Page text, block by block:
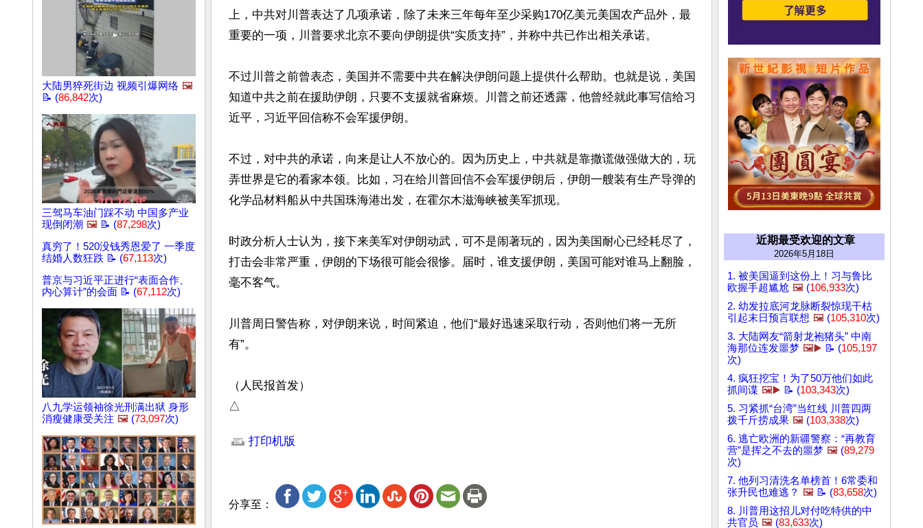
大陆男猝死街边 视频引爆网络 🖼️
📝 (86,842次)
三驾马车油门踩不动 中国多产业
现倒闭潮 🖼️ 📝 (87,298次)
真穷了！520没钱秀恩爱了 一季度
结婚人数狂跌 📝 (67,113次)
普京与习近平正进行“表面合作、
内心算计”的会面 📝 (67,112次)
八九学运领袖徐光刑满出狱 身形
消瘦健康受关注 🖼️ (73,097次)
上，中共对川普表达了几项承诺，除了未来三年每年至少采购170亿美元美国农产品外，最
重要的一项，川普要求北京不要向伊朗提供“实质支持”，并称中共已作出相关承诺。
不过川普之前曾表态，美国并不需要中共在解决伊朗问题上提供什么帮助。也就是说，美国
知道中共之前在援助伊朗，只要不支援就省麻烦。川普之前还透露，他曾经就此事写信给习
近平，习近平回信称不会军援伊朗。
不过，对中共的承诺，向来是让人不放心的。因为历史上，中共就是靠撒谎做强做大的，玩
弄世界是它的看家本领。比如，习在给川普回信不会军援伊朗后，伊朗一艘装有生产导弹的
化学品材料船从中共国珠海港出发，在霍尔木滋海峡被美军抓现。
时政分析人士认为，接下来美军对伊朗动武，可不是闹著玩的，因为美国耐心已经耗尽了，
打击会非常严重，伊朗的下场很可能会很惨。届时，谁支援伊朗，美国可能对谁马上翻脸，
毫不客气。
川普周日警告称，对伊朗来说，时间紧迫，他们“最好迅速采取行动，否则他们将一无所
有”。
（人民报首发）
△
打印机版
分享至：
近期最受欢迎的文章
2026年5月18日
1. 被美国逼到这份上！习与鲁比
欧握手超尴尬 🖼️ (106,933次)
2. 幼发拉底河龙脉断裂惊现干枯
引起末日预言联想 🖼️ (105,310次)
3. 大陆网友“箭射龙袍猪头” 中南
海那位连发噩梦 🖼️▶️ 📝 (105,197
次)
4. 疯狂挖宝！为了50万他们如此
抓间谍 🖼️▶️ 📝 (103,343次)
5. 习紧抓“台湾”当红线 川普四两
拨千斤捞成果 🖼️ (103,338次)
6. 逃亡欧洲的新疆警察：“再教育
营”是挥之不去的噩梦 🖼️ (89,279
次)
7. 他列习清洗名单榜首！6常委和
张升民也难逃？ 🖼️ 📝 (83,658次)
8. 川普用这招儿对付吃特供的中
共官员 🖼️ (83,633次)